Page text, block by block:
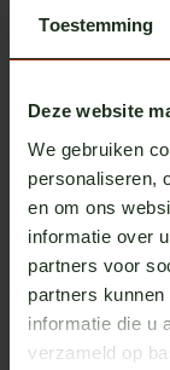
Toestemming
Deze website
We gebruiken
personaliseren,
en om ons
informatie over
partners voor
partners
informatie die u
verzameld op
single
In stock
In stock
Heb je
Of heb je hulp
graag!